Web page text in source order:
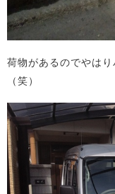
荷物があるのでやは
（笑）